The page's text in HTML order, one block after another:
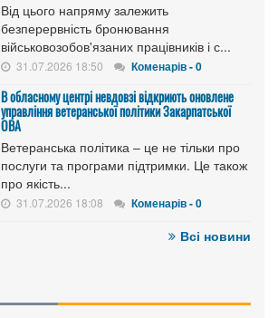
Від цього напряму залежить
безперервність бронювання
військовозобов'язаних працівників і с...
31.07.2026 18:50 Коменарів - 0
В обласному центрі невдовзі відкриють оновлене
управління ветеранської політики Закарпатської
ОВА
Ветеранська політика – це не тільки про
послуги та програми підтримки. Це також
про якість...
31.07.2026 18:08 Коменарів - 0
Всі новини